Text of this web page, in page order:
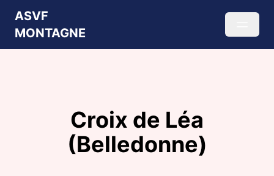
ASVF
MONTAGNE
Croix de Léa
(Belledonne)